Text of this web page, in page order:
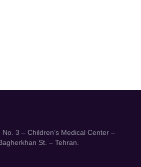
3 – Children’s Medical Center –
St. – Tehran.